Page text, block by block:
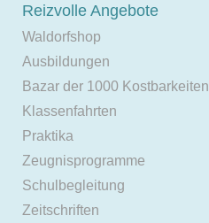
Reizvolle Angebote
Waldorfshop
Ausbildungen
Bazar der 1000 Kostbarkeiten
Klassenfahrten
Praktika
Zeugnisprogramme
Schulbegleitung
Zeitschriften